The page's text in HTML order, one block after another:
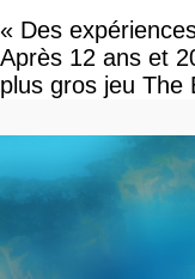
« Des
Après 12 ans et
plus gros jeu The